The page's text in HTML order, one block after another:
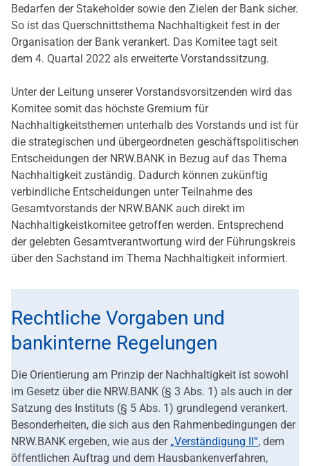
Bedarfen der Stakeholder sowie den Zielen der Bank sicher.
So ist das Querschnittsthema Nachhaltigkeit fest in der
Organisation der Bank verankert. Das Komitee tagt seit
dem 4. Quartal 2022 als erweiterte Vorstandssitzung.
Unter der Leitung unserer Vorstandsvorsitzenden wird das
Komitee somit das höchste Gremium für
Nachhaltigkeitsthemen unterhalb des Vorstands und ist für
die strategischen und übergeordneten geschäftspolitischen
Entscheidungen der NRW.BANK in Bezug auf das Thema
Nachhaltigkeit zuständig. Dadurch können zukünftig
verbindliche Entscheidungen unter Teilnahme des
Gesamtvorstands der NRW.BANK auch direkt im
Nachhaltigkeistkomitee getroffen werden. Entsprechend
der gelebten Gesamtverantwortung wird der Führungskreis
über den Sachstand im Thema Nachhaltigkeit informiert.
Rechtliche Vorgaben und
bankinterne Regelungen
Die Orientierung am Prinzip der Nachhaltigkeit ist sowohl
im Gesetz über die NRW.BANK (§ 3 Abs. 1) als auch in der
Satzung des Instituts (§ 5 Abs. 1) grundlegend verankert.
Besonderheiten, die sich aus den Rahmenbedingungen der
NRW.BANK ergeben, wie aus der „Verständigung II“, dem
öffentlichen Auftrag und dem Hausbankenverfahren,